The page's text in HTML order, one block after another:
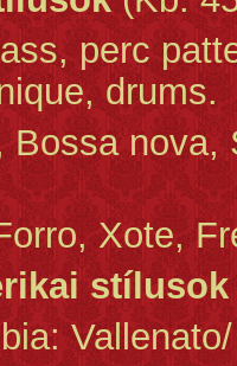
perc
drums.
nova,
Xote,
Vallenato/